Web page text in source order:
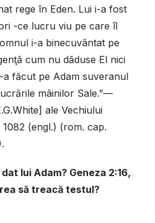
rege în Eden. Lui i-a fost
-ce lucru viu pe care îl
i-a binecuvântat pe
cum nu dăduse El nici
a făcut pe Adam suveranul
mâinilor Sale.”—
ale Vechiului
(engl.) (rom. cap.
lui Adam? Geneza 2:16,
să treacă testul?